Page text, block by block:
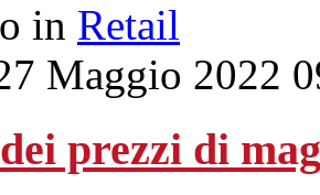
in Retail
Maggio 2022
prezzi di